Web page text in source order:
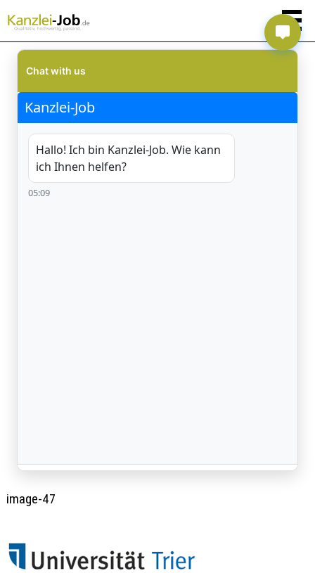
Chat with us
image-47